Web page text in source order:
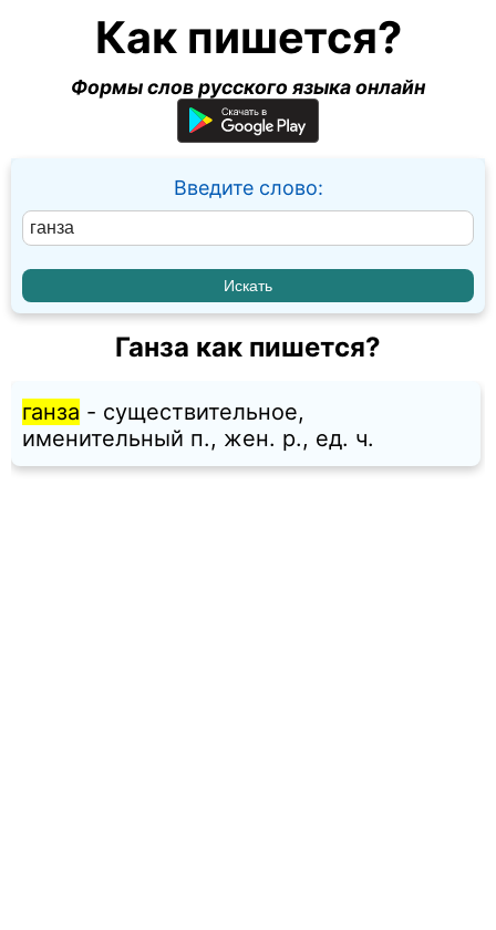
Как пишется?
Формы слов русского языка онлайн
Введите слово:
Ганза как пишется?
ганза - существительное,
именительный п., жен. p., ед. ч.